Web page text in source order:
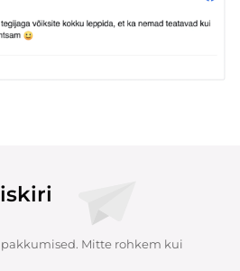
Mitte rohkem kui